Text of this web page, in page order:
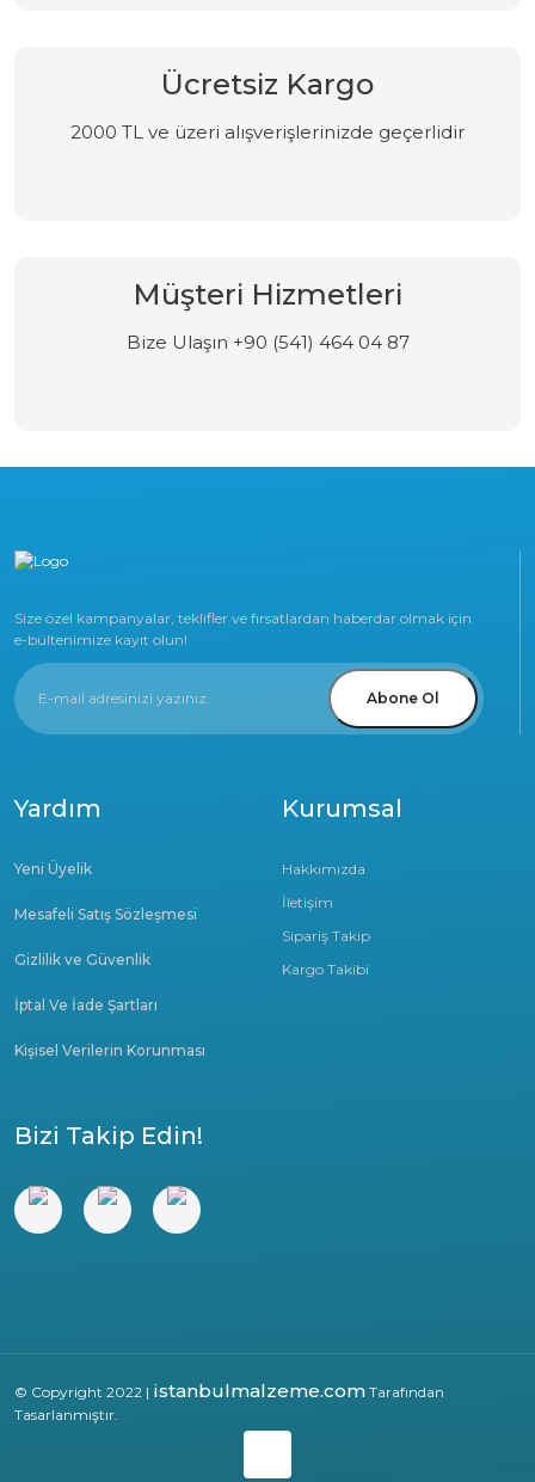
Ücretsiz Kargo
2000 TL ve üzeri alışverişlerinizde geçerlidir
Müşteri Hizmetleri
Bize Ulaşın +90 (541) 464 04 87
Size özel kampanyalar, teklifler ve fırsatlardan haberdar olmak için
e-bültenimize kayıt olun!
Abone Ol
Kurumsal
Hakkımızda
İletişim
Sipariş Takip
Kargo Takibi
Yardım
Yeni Üyelik
Mesafeli Satış Sözleşmesi
Gizlilik ve Güvenlik
İptal Ve İade Şartları
Kişisel Verilerin Korunması
Bizi Takip Edin!
© Copyright 2022 | istanbulmalzeme.com Tarafından
Tasarlanmıştır.